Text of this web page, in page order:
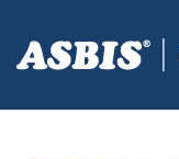
ASBIS CROATIA